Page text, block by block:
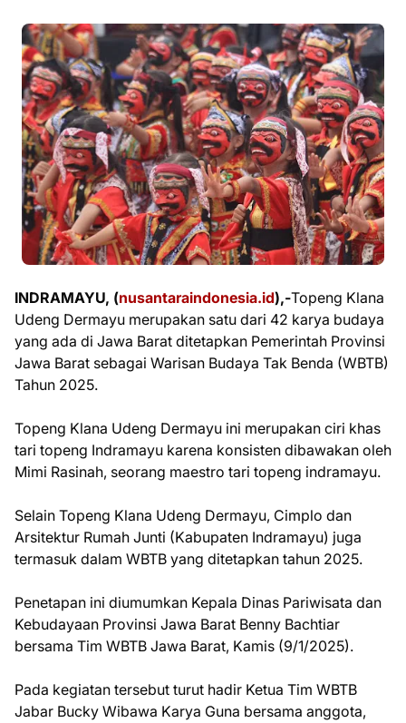
INDRAMAYU, (nusantaraindonesia.id),-Topeng Klana
Udeng Dermayu merupakan satu dari 42 karya budaya
yang ada di Jawa Barat ditetapkan Pemerintah Provinsi
Jawa Barat sebagai Warisan Budaya Tak Benda (WBTB)
Tahun 2025.
Topeng Klana Udeng Dermayu ini merupakan ciri khas
tari topeng Indramayu karena konsisten dibawakan oleh
Mimi Rasinah, seorang maestro tari topeng indramayu.
Selain Topeng Klana Udeng Dermayu, Cimplo dan
Arsitektur Rumah Junti (Kabupaten Indramayu) juga
termasuk dalam WBTB yang ditetapkan tahun 2025.
Penetapan ini diumumkan Kepala Dinas Pariwisata dan
Kebudayaan Provinsi Jawa Barat Benny Bachtiar
bersama Tim WBTB Jawa Barat, Kamis (9/1/2025).
Pada kegiatan tersebut turut hadir Ketua Tim WBTB
Jabar Bucky Wibawa Karya Guna bersama anggota,